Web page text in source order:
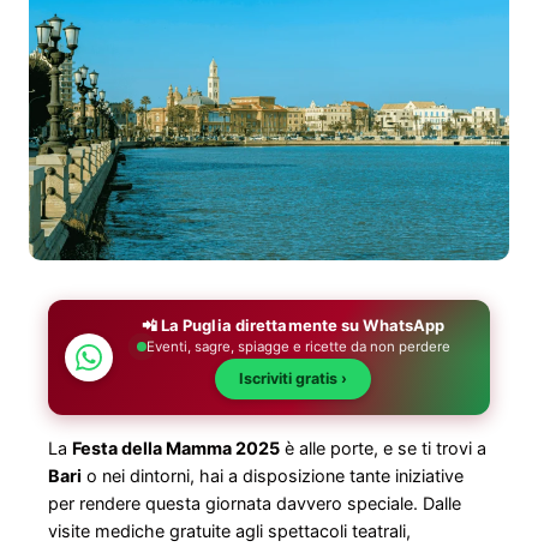
📲 La Puglia direttamente su WhatsApp
Eventi, sagre, spiagge e ricette da non perdere
Iscriviti gratis ›
La Festa della Mamma 2025 è alle porte, e se ti trovi a
Bari o nei dintorni, hai a disposizione tante iniziative
per rendere questa giornata davvero speciale. Dalle
visite mediche gratuite agli spettacoli teatrali,